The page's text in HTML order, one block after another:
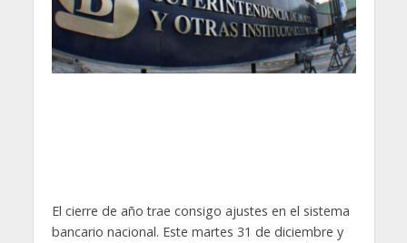
El cierre de año trae consigo ajustes en el sistema
bancario nacional. Este martes 31 de diciembre y